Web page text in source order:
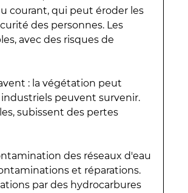
courant, qui peut éroder les
des personnes. Les
avec des risques de
: la végétation peut
peuvent survenir.
subissent des pertes
des réseaux d'eau
et réparations.
par des hydrocarbures